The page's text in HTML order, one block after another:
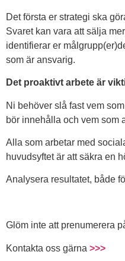
Det första er strategi ska
Svaret kan vara att sälja
identifierar er
som är ansvarig.
Det proaktivt arbete är
Ni behöver slå fast vem
bör innehålla och vem som
Alla som arbetar med
huvudsyftet är att säkra en
Analysera resultatet, både
Glöm inte att prenumerera
Kontakta oss gärna >>>